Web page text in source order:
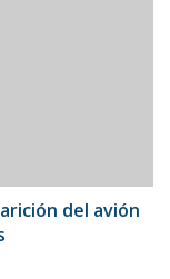
del avión